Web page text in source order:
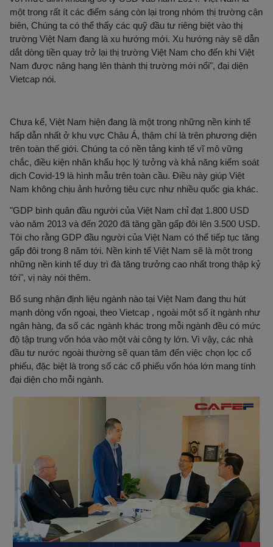
một trong rất ít các điểm sáng còn lại trong nhóm thị trường cận
biên, Chúng ta có thể thấy các quỹ đầu tư riêng biệt vào thị
trường Việt Nam đang là xu hướng mới. Xu hướng này sẽ dẫn
dắt dòng tiền quay trở lại thị trường Việt Nam cho đến khi Việt
Nam được nâng hạng lên thành thị trường mới nổi", đại diện
Vietcap nói.
Chưa kể, Việt Nam hiện đang là một trong những nền kinh tế
hấp dẫn nhất ở khu vực Châu Á, thậm chí là trên phương diện
trên toàn thế giới. Chúng ta có nền tảng kinh tế vĩ mô vững
chắc, điều kiện nhân khẩu học lý tưởng và khả năng kiểm soát
dịch Covid-19 là hình mẫu trên toàn cầu. Điều này giúp Việt
Nam không chịu ảnh hưởng tiêu cực như nhiều quốc gia khác.
"GDP bình quân đầu người của Việt Nam chỉ đạt 1.800 USD
vào năm 2013 và đến 2020 đã tăng gần gấp đôi lên 3.500 USD.
Tôi cho rằng GDP đầu người của Việt Nam có thể tiếp tục tăng
gấp đôi trong 8 năm tới. Nền kinh tế Việt Nam sẽ là một trong
những nền kinh tế duy trì đà tăng trưởng cao nhất trong thập kỷ
tới", vị này nói thêm.
Bổ sung nhận định liệu ngành nào tại Việt Nam đang thu hút
mạnh dòng vốn ngoại, theo Vietcap , ngoài một số ít ngành như
ngân hàng, đa số các ngành khác trong mỗi ngành đều có mức
độ tập trung vốn hóa vào một vài công ty lớn. Vì vậy, các nhà
đầu tư nước ngoài thường sẽ quan tâm đến việc chọn lọc cổ
phiếu, đặc biệt là trong số các cổ phiếu vốn hóa lớn mang tính
đại diện cho mỗi ngành.